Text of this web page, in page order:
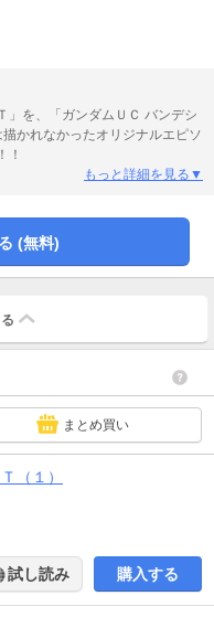
」を、「ガンダムＵＣ バンデシ
かれなかったオリジナルエピソ
！
もっと詳細を見る▼
(無料)
まとめ買い
（１）
試し読み 購入する